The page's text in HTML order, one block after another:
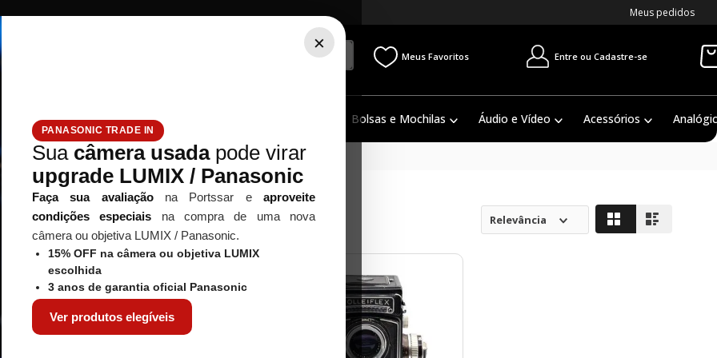
×
PANASONIC TRADE IN
Sua câmera usadapode virar
upgrade LUMIX / Panasonic
Faça sua avaliaçãona Portssar eaproveite
condições especiais na compra de uma nova
câmera ou objetiva LUMIX / Panasonic.
15% OFF na câmera ou objetiva LUMIX
escolhida
3 anos de garantia oficial Panasonic
Ver produtos elegíveis
Meus pedidos
Meus Favoritos Entre ou Cadastre-se
Tripé / Monopé Estúdio / Iluminação Bolsas e Mochilas Áudio e Vídeo Acessórios
Relevância